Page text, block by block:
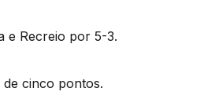
e Recreio por 5-3.
cinco pontos.